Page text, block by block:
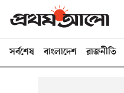
সর্বশেষ বাংলাদেশ রাজনীতি